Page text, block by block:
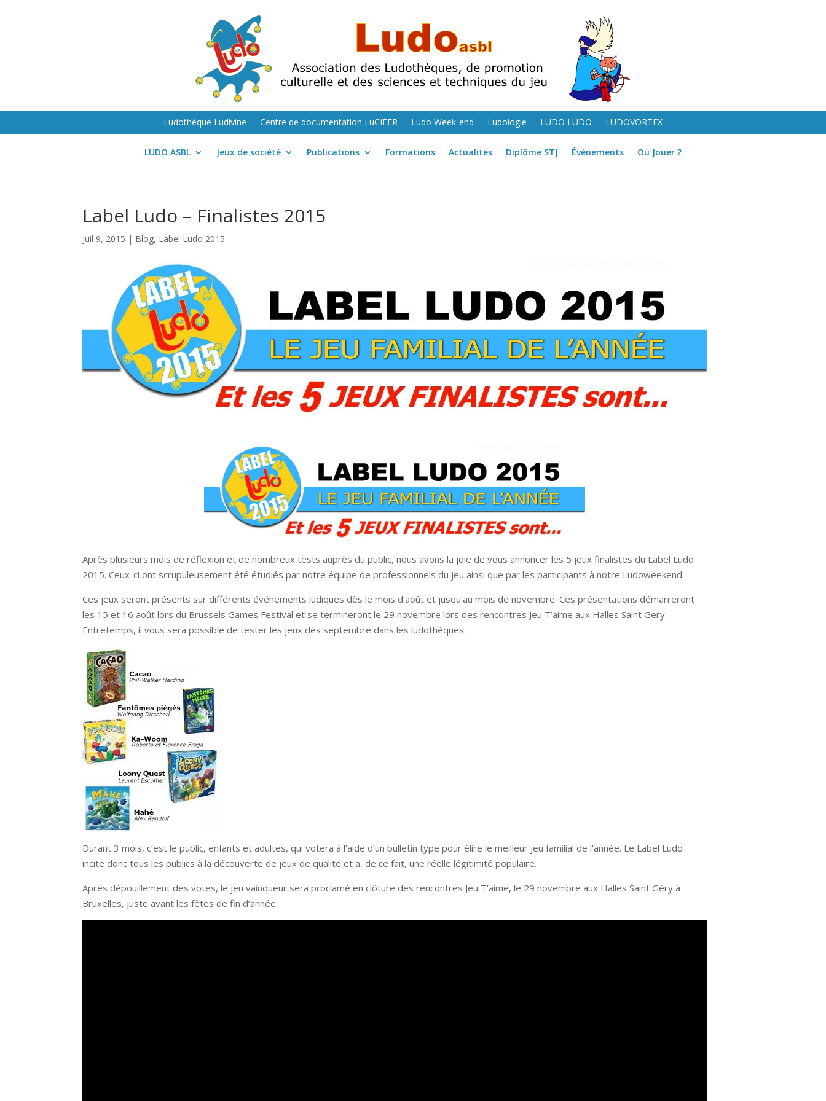
Ludothèque Ludivine Centre de documentation LuCIFER Ludo Week-end Ludologie LUDO LUDO LUDOVORTEX
LUDO ASBL Jeux de société Publications Formations Actualités Diplôme STJ Événements Où Jouer ?
Label Ludo – Finalistes 2015
Juil 9, 2015 | Blog, Label Ludo 2015
Après plusieurs mois de réflexion et de nombreux tests auprès du public, nous avons la joie de vous annoncer les 5 jeux finalistes du Label Ludo
2015. Ceux-ci ont scrupuleusement été étudiés par notre équipe de professionnels du jeu ainsi que par les participants à notre Ludoweekend.
Ces jeux seront présents sur différents événements ludiques dès le mois d’août et jusqu’au mois de novembre. Ces présentations démarreront
les 15 et 16 août lors du Brussels Games Festival et se termineront le 29 novembre lors des rencontres Jeu T’aime aux Halles Saint Gery.
Entretemps, il vous sera possible de tester les jeux dès septembre dans les ludothèques.
Durant 3 mois, c’est le public, enfants et adultes, qui votera à l’aide d’un bulletin type pour élire le meilleur jeu familial de l’année. Le Label Ludo
incite donc tous les publics à la découverte de jeux de qualité et a, de ce fait, une réelle légitimité populaire.
Après dépouillement des votes, le jeu vainqueur sera proclamé en clôture des rencontres Jeu T’aime, le 29 novembre aux Halles Saint Géry à
Bruxelles, juste avant les fêtes de fin d’année.